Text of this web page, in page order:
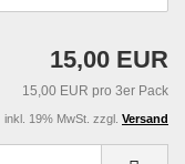
15,00 EUR
15,00 EUR pro 3er Pack
inkl. 19% MwSt. zzgl. Versand